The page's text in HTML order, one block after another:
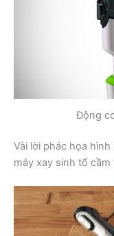
Động
Vài lời phác họa
máy xay sinh tố cầm